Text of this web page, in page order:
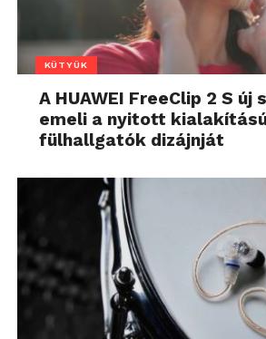
KÜTYÜK
A HUAWEI FreeClip 2 S új
emeli a nyitott
fülhallgatók dizájnját